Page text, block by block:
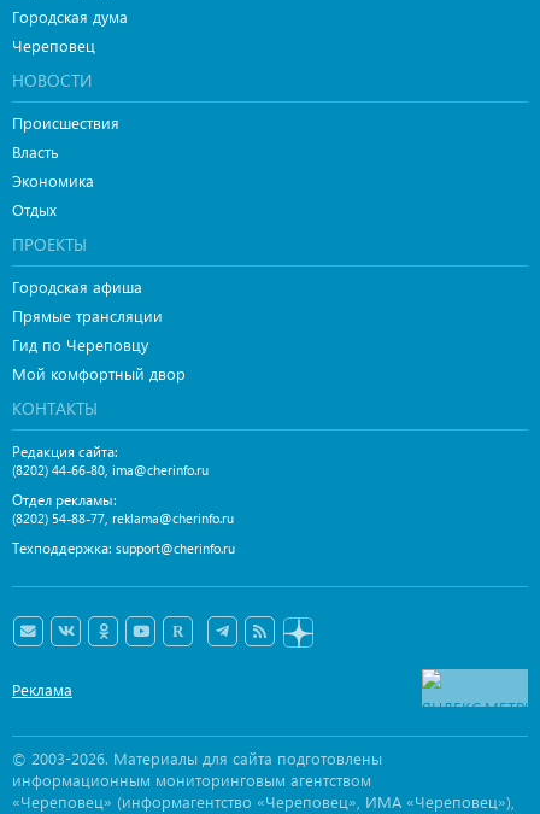
Городская дума
Череповец
НОВОСТИ
Происшествия
Власть
Экономика
Отдых
ПРОЕКТЫ
Городская афиша
Прямые трансляции
Гид по Череповцу
Мой комфортный двор
КОНТАКТЫ
Редакция сайта:
(8202) 44-66-80, ima@cherinfo.ru
Отдел рекламы:
(8202) 54-88-77, reklama@cherinfo.ru
Техподдержка: support@cherinfo.ru
Реклама
© 2003-2026. Материалы для сайта подготовлены
информационным мониторинговым агентством
«Череповец» (информагентство «Череповец», ИМА «Череповец»),